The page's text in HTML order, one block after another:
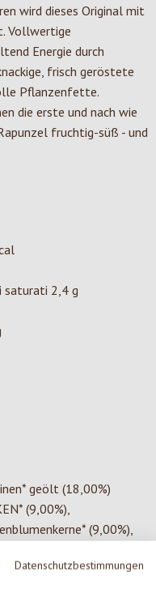
Datenschutzbestimmungen
wird dieses Original mit
Vollwertige
Energie durch
frisch geröstete
Pflanzenfette.
die erste und nach wie
fruchtig-süß - und
saturati 2,4 g
geölt (18,00%)
(9,00%),
(9,00%),